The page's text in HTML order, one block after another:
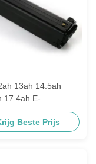
13ah 14.5ah
17.4ah E-
Samsung
cellen
Beste Prijs